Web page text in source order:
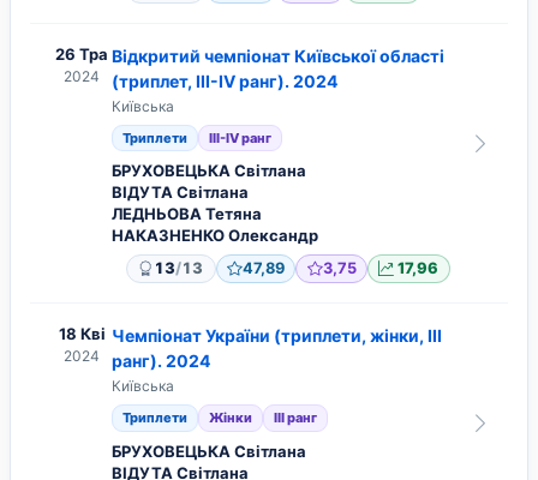
26 Тра
2024
Відкритий чемпіонат Київської області
(триплет, ІІІ-ІV ранг). 2024
Київська
Триплети ІІІ-ІV ранг
БРУХОВЕЦЬКА Світлана
ВІДУТА Світлана
ЛЕДНЬОВА Тетяна
НАКАЗНЕНКО Олександр
13/13 47,89 3,75 17,96
18 Кві
2024
Чемпіонат України (триплети, жінки, ІІІ
ранг). 2024
Київська
Триплети Жінки ІІІ ранг
БРУХОВЕЦЬКА Світлана
ВІДУТА Світлана